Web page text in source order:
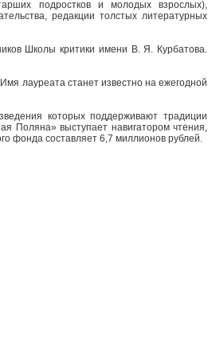
подростков и молодых взрослых),
редакции толстых литературных
Школы критики имени В. Я. Курбатова.
лауреата станет известно на ежегодной
которых поддерживают традиции
Поляна» выступает навигатором чтения,
фонда составляет 6,7 миллионов рублей.